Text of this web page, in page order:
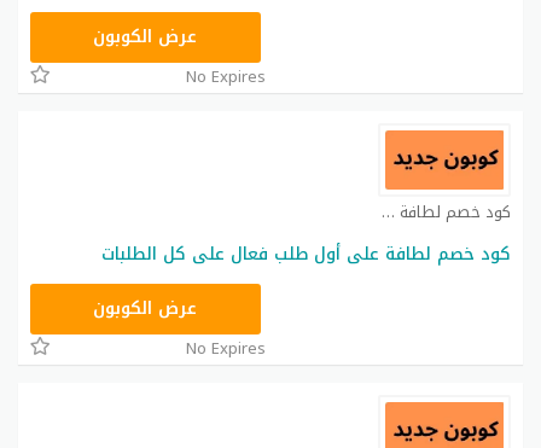
APR10عرض الكوبون
No Expires
كود خصم لطافة كوبون
كود خصم لطافة على أول طلب فعال على كل الطلبات
APR10عرض الكوبون
No Expires